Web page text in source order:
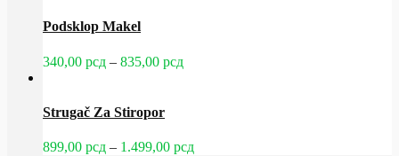
Podsklop Makel
340,00 рсд – 835,00 рсдRaspon
Strugač Za Stiropor
899,00 рсд – 1.499,00 рсдRaspon